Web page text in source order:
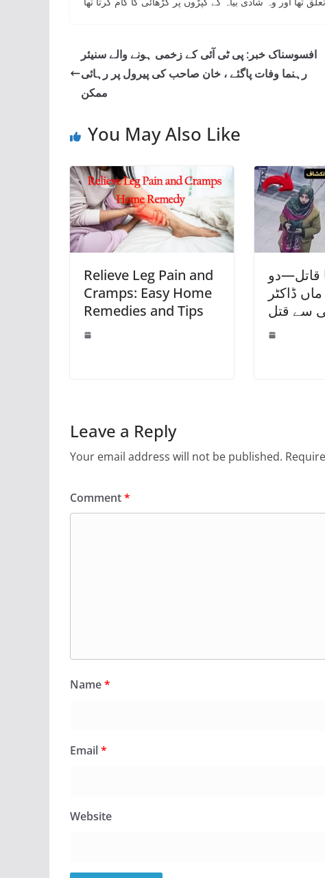
افسوسناک خبر: پی ٹی آئی کے زخمی ہونے والے سنیئر
رہنما وفات پاگئے ، خان صاحب کی پیرول پر رہائی
ممکن
You May Also Like
Relieve Leg Pain and
Cramps: Easy Home
Remedies and Tips
قاتل—دو
ڈاکٹر
سے قتل
Leave a Reply
Your email address will not be published.
Comment*
Name*
Email*
Website